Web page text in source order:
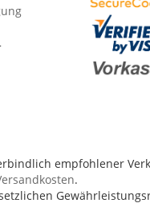
empfohlener
.